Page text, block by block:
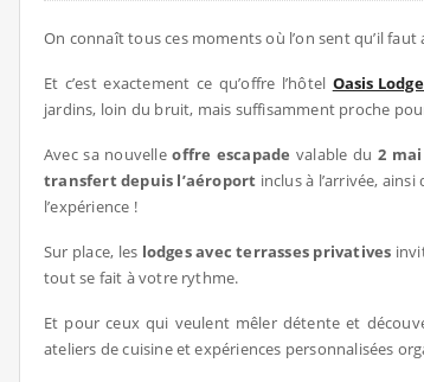
On connaît tous ces moments où l’on sent qu’il
Et c’est exactement ce qu’offre l’hôtel Oasis
jardins, loin du bruit, mais suffisamment proche
Avec sa nouvelleoffre escapade valable du 2
transfert depuis l’aéroport inclus à l’arrivée, ainsi
l’expérience !
Sur place, les lodges avec terrasses privatives
tout se fait à votre rythme.
Et pour ceux qui veulent mêler détente et
ateliers de cuisine et expériences personnalisées